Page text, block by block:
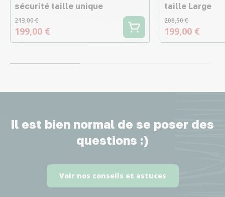
sécurité taille unique
213,00 €
199,00 €
taille Large
208,50 €
199,00 €
Il est bien normal de se poser des
questions :)
Voir nos conseils et astuces